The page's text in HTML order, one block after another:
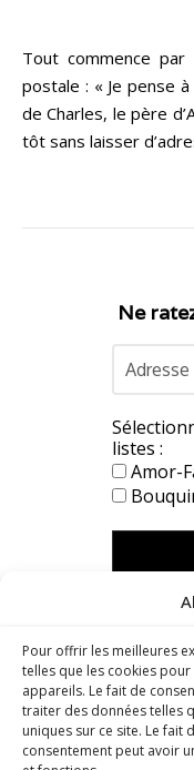
Pour offrir les meilleures
telles que les cookies
appareils. Le fait de
traiter des données telles
uniques sur ce site. Le fait
consentement peut avoir
Tout commence par quelques mots au dos d’une carte
postale : « Je pense
de Charles, le père
tôt sans laisser
Ne
listes :
Amor-